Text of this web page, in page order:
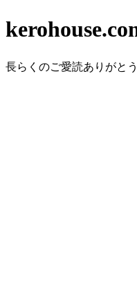
長らくのご愛読ありがと